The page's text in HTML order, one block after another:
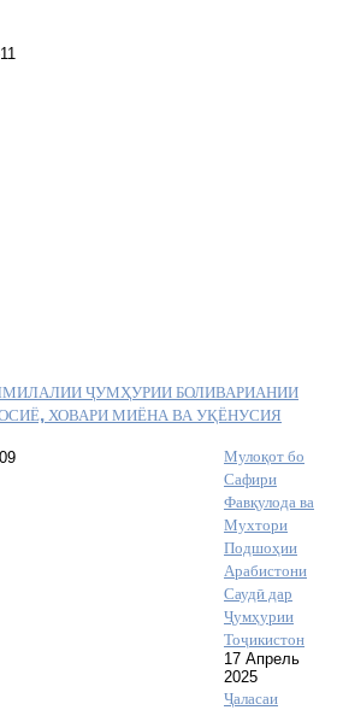
ҶУМҲУРИИ БОЛИВАРИАНИИ
ХОВАРИ МИЁНА ВА УҚЁНУСИЯ
Мулоқот бо
Сафири
Фавқулода ва
Мухтори
Подшоҳии
Арабистони
Саудӣ дар
Ҷумҳурии
Тоҷикистон
17 Апрель
2025
Ҷаласаи